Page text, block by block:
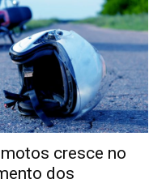
cresce no
dos